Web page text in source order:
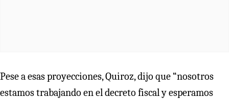
Pese a esas proyecciones, Quiroz, dijo que “nosotros
estamos trabajando en el decreto fiscal y esperamos